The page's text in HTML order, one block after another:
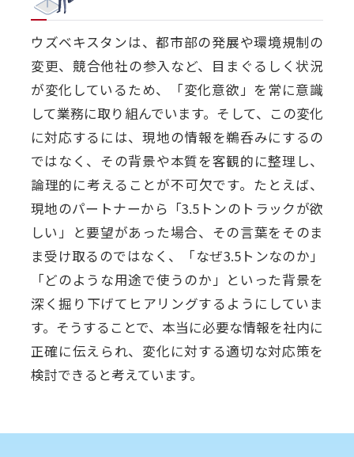
ウズベキスタンは、都市部の発展や環境規制の
変更、競合他社の参入など、目まぐるしく状況
が変化しているため、「変化意欲」を常に意識
して業務に取り組んでいます。そして、この変化
に対応するには、現地の情報を鵜呑みにするの
ではなく、その背景や本質を客観的に整理し、
論理的に考えることが不可欠です。たとえば、
現地のパートナーから「3.5トンのトラックが欲
しい」と要望があった場合、その言葉をそのま
ま受け取るのではなく、「なぜ3.5トンなのか」
「どのような用途で使うのか」といった背景を
深く掘り下げてヒアリングするようにしていま
す。そうすることで、本当に必要な情報を社内に
正確に伝えられ、変化に対する適切な対応策を
検討できると考えています。